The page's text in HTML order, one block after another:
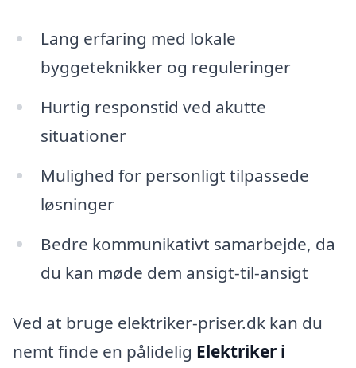
Lang erfaring med lokale
byggeteknikker og reguleringer
Hurtig responstid ved akutte
situationer
Mulighed for personligt tilpassede
løsninger
Bedre kommunikativt samarbejde, da
du kan møde dem ansigt-til-ansigt
Ved at bruge elektriker-priser.dk kan du
nemt finde en pålidelig Elektriker i